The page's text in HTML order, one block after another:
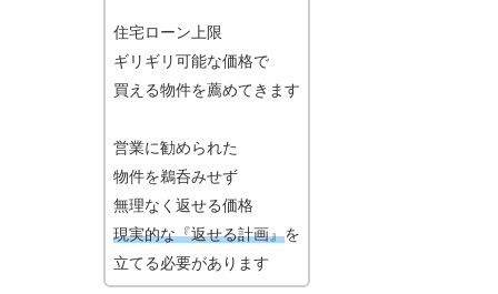
住宅ローン上限
ギリギリ可能な価格で
買える物件を薦めてきます
営業に勧められた
物件を鵜呑みせず
無理なく返せる価格
現実的な『返せる計画』を
立てる必要があります